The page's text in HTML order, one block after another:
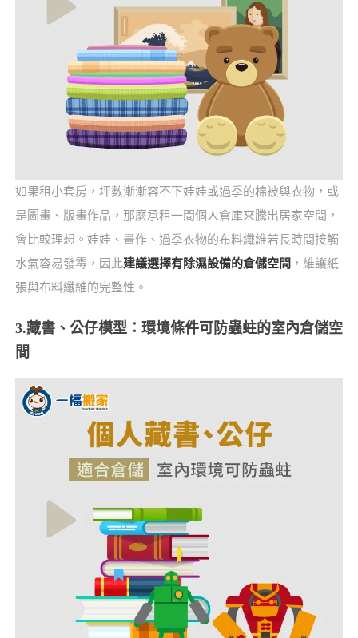
如果租小套房，坪數漸漸容不下娃娃或過季的棉被與衣物，或
是圖畫、版畫作品，那麼承租一間個人倉庫來騰出居家空間，
會比較理想。娃娃、畫作、過季衣物的布料纖維若長時間接觸
水氣容易發霉，因此建議選擇有除濕設備的倉儲空間 ，維護紙
張與布料纖維的完整性。
3.藏書、公仔模型：環境條件可防蟲蛀的室內倉儲空
間